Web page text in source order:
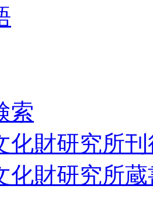
索
化財研究所
化財研究所